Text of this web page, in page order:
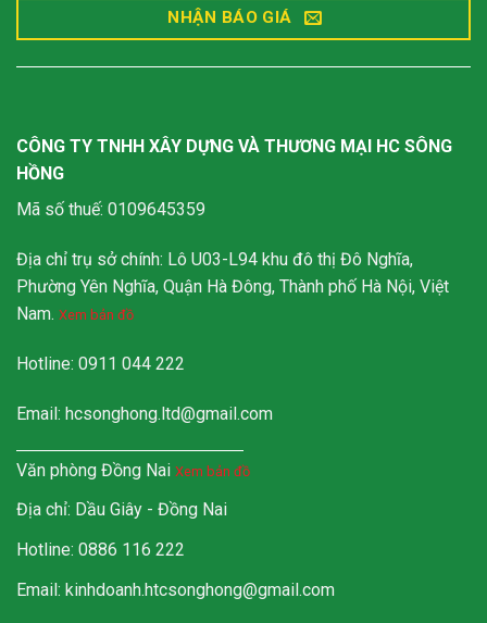
NHẬN BÁO GIÁ
CÔNG TY TNHH XÂY DỰNG VÀ THƯƠNG MẠI HC SÔNG
HỒNG
Mã số thuế: 0109645359
Địa chỉ trụ sở chính: Lô U03-L94 khu đô thị Đô Nghĩa,
Phường Yên Nghĩa, Quận Hà Đông, Thành phố Hà Nội, Việt
Nam. Xem bản đồ
Hotline: 0911 044 222
Email: hcsonghong.ltd@gmail.com
Văn phòng Đồng Nai Xem bản đồ
Địa chỉ: Dầu Giây - Đồng Nai
Hotline: 0886 116 222
Email: kinhdoanh.htcsonghong@gmail.com